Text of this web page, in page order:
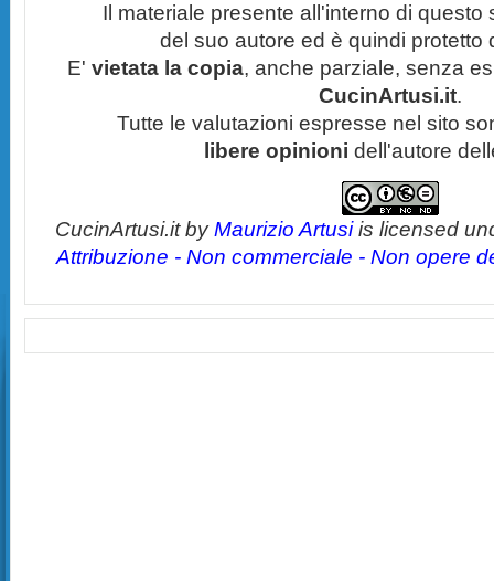
Il materiale presente all'interno di questo
del suo autore ed è quindi protetto
E' vietata la copia, anche parziale, senza
CucinArtusi.it.
Tutte le valutazioni espresse nel sito
libere opinioni dell'autore
CucinArtusi.itbyMaurizio Artusiis licensed
Attribuzione - Non commerciale - Non opere